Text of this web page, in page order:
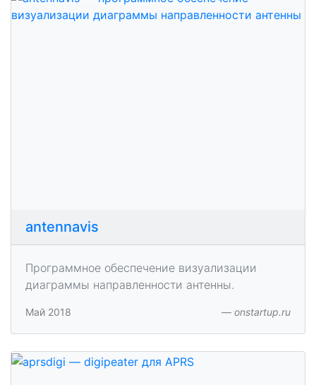
antennavis
Программное обеспечение визуализации
диаграммы направленности антенны.
Май 2018 onstartup.ru